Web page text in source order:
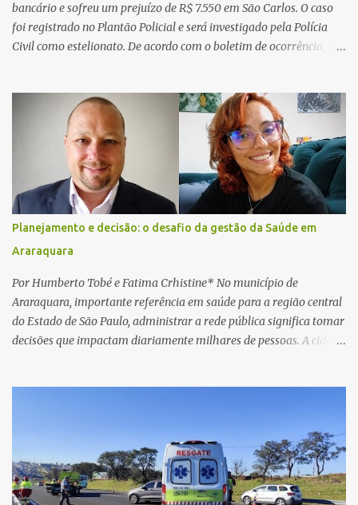
bancário e sofreu um prejuízo de R$ 7.550 em São Carlos. O caso
foi registrado no Plantão Policial e será investigado pela Polícia
Civil como estelionato. De acordo com o boletim de ocorrência, a
suspeito alegou que seria necessário atualizar o cadastro da conta
e passou a orientar a vítima sobre os procedimentos que deveriam
ser realizados. Dias depois, o golpista enviou um documento em
PDF simulando uma comunicação oficial da instituição financeira.
Na sequência, entrou em contato por telefone e encaminhou um
link, orientando a vítima a acessá-lo pelo computador para
concluir a suposta atualização cadastral. Após realizar o
procedimento, a conta bancária ficou bloqueada por algumas
horas. Sem conseguir acessar o sistema, a vítima tentou
novamente contato com o suposto gerente, mas não obteve
resposta. Na segunda-fe...
Planejamento e decisão: o desafio da gestão da Saúde em
Araraquara
Por Humberto Tobé e Fatima Crhistine* No município de
Araraquara, importante referência em saúde para a região central
do Estado de São Paulo, administrar a rede pública significa tomar
decisões que impactam diariamente milhares de pessoas. A cidade
o Sistema Único de Saúde (SUS). Nos últimos anos, o Governo
Federal tem ampliado investimentos destinados ao fortalecimento
da atenção básica, da infraestrutura hospitalar e da
regionalização dos serviços de saúde. Entretanto, em um cenário